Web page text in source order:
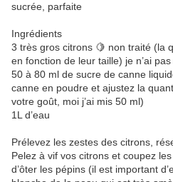
sucrée, parfaite
Ingrédients
3 très gros citrons 🍋 non traité (la
en fonction de leur taille) je n’ai
50 à 80 ml de sucre de canne
canne en poudre et ajustez la
votre goût, moi j’ai mis 50 ml)
1L d’eau
Prélevez les zestes des citrons,
Pelez à vif vos citrons et coupez
d’ôter les pépins (il est important